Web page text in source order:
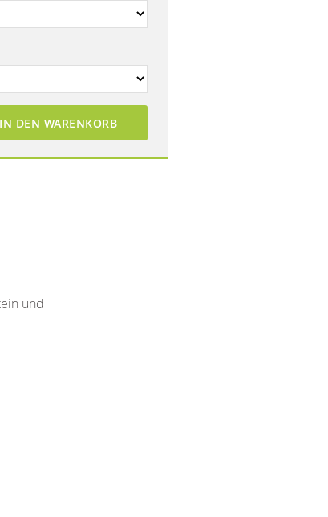
IN DEN WARENKORB
und